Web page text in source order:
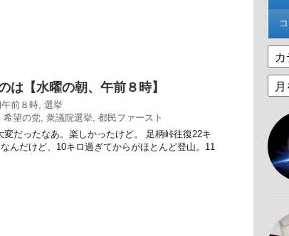
は【水曜の朝、午前８時】
前８時, 選挙
希望の党, 衆議院選挙, 都民ファースト
だったなあ。楽しかったけど。 足柄峠往復22キ
んだけど、10キロ過ぎてからがほとんど登山。11
テ
ゴ
リ
過
去
記
事